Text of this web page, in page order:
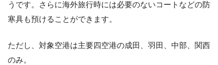
うです。さらに海外旅行時には必要のないコートなどの防
寒具も預けることができます。
ただし、対象空港は主要四空港の成田、羽田、中部、関西
のみ。